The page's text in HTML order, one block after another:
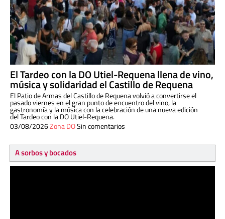
El Tardeo con la DO Utiel-Requena llena de vino,
música y solidaridad el Castillo de Requena
El Patio de Armas del Castillo de Requena volvió a convertirse el
pasado viernes en el gran punto de encuentro del vino, la
gastronomía y la música con la celebración de una nueva edición
del Tardeo con la DO Utiel-Requena.
03/08/2026Zona DOSin comentarios
A sorbos y bocados